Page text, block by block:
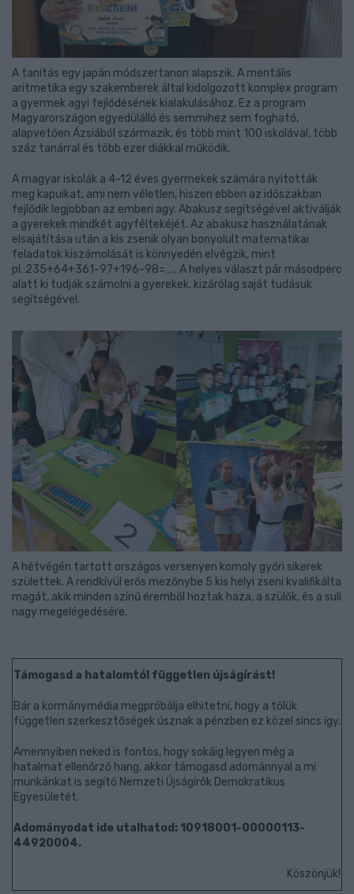
A tanítás egy japán módszertanon alapszik. A mentális
aritmetika egy szakemberek által kidolgozott komplex program
a gyermek agyi fejlődésének kialakulásához. Ez a program
Magyarországon egyedülálló és semmihez sem fogható,
alapvetően Ázsiából származik, és több mint 100 iskolával, több
száz tanárral és több ezer diákkal működik.
A magyar iskolák a 4-12 éves gyermekek számára nyitották
meg kapuikat, ami nem véletlen, hiszen ebben az időszakban
fejlődik legjobban az emberi agy. Abakusz segítségével aktiválják
a gyerekek mindkét agyféltekéjét. Az abakusz használatának
elsajátítása után a kis zsenik olyan bonyolult matematikai
feladatok kiszámolását is könnyedén elvégzik, mint
pl.:235+64+361-97+196-98=….. A helyes választ pár másodperc
alatt ki tudják számolni a gyerekek, kizárólag saját tudásuk
segítségével.
A hétvégén tartott országos versenyen komoly győri sikerek
születtek. A rendkívül erős mezőnybe 5 kis helyi zseni kvalifikálta
magát, akik minden színű éremből hoztak haza, a szülők, és a suli
nagy megelégedésére.
Támogasd a hatalomtól független újságírást!
Bár a kormánymédia megpróbálja elhitetni, hogy a tőlük
független szerkesztőségek úsznak a pénzben ez közel sincs így.
Amennyiben neked is fontos, hogy sokáig legyen még a
hatalmat ellenőrző hang, akkor támogasd adománnyal a mi
munkánkat is segítő Nemzeti Újságírók Demokratikus
Egyesületét.
Adományodat ide utalhatod: 10918001-00000113-
44920004.
Köszönjük!